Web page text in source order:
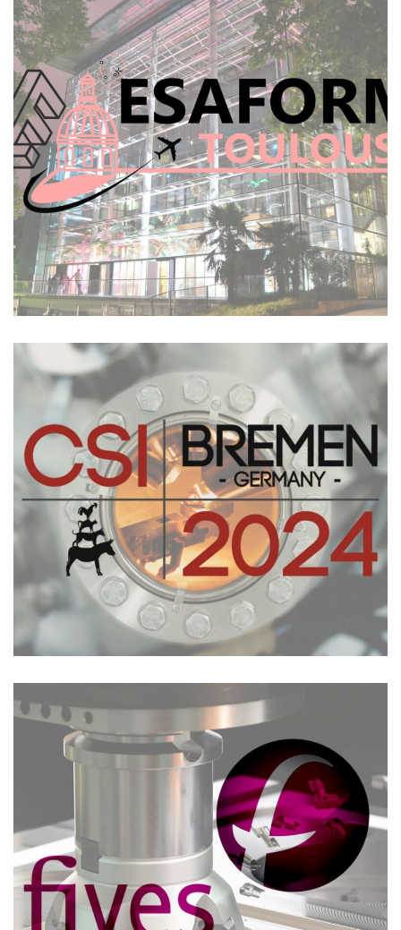
Archives
Conférence ESAFORM Toulouse 2024
Archives
Conférence CIRP CSI – Bremen 2024
Réunion FIVES MACHINING Echirolles –
Machines Innovantes Et Mirror Milling